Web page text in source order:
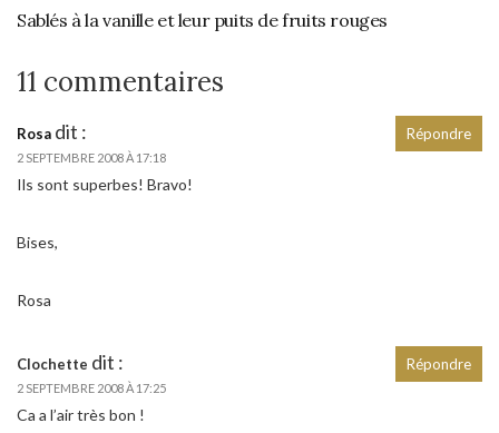
Sablés à la vanille et leur puits de fruits rouges
11 commentaires
Rosa dit :
2 SEPTEMBRE 2008 À 17:18
Ils sont superbes! Bravo!
Bises,
Rosa
Répondre
Clochette dit :
2 SEPTEMBRE 2008 À 17:25
Ca a l’air très bon !
Répondre